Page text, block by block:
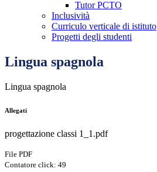
Tutor PCTO
Inclusività
Curriculo verticale di istituto
Progetti degli studenti
Lingua spagnola
Lingua spagnola
Allegati
progettazione classi 1_1.pdf
File PDF
Contatore click: 49